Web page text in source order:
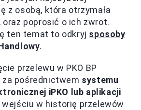
z osobą, która otrzymała
oraz poprosić o ich zwrot.
ten temat to odkryj sposoby
.
przelewu w PKO BP
pośrednictwem systemu
iPKO lub aplikacji
wejściu w historię przelewów